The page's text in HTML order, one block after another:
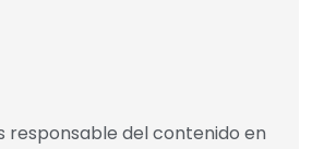
responsable del contenido en